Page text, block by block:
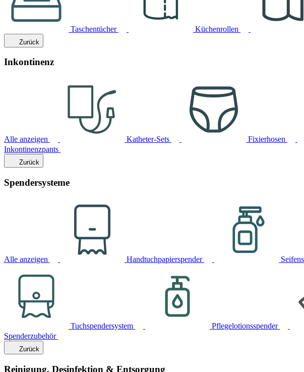
Taschentücher Küchenrollen
Zurück
Inkontinenz
Alle anzeigen Katheter-Sets Fixierhosen
Inkontinenzpants
Zurück
Spendersysteme
Alle anzeigen Handtuchpapierspender
Tuchspendersystem Pflegelotionsspender
Spenderzubehör
Zurück
Reinigung, Desinfektion & Entsorgung